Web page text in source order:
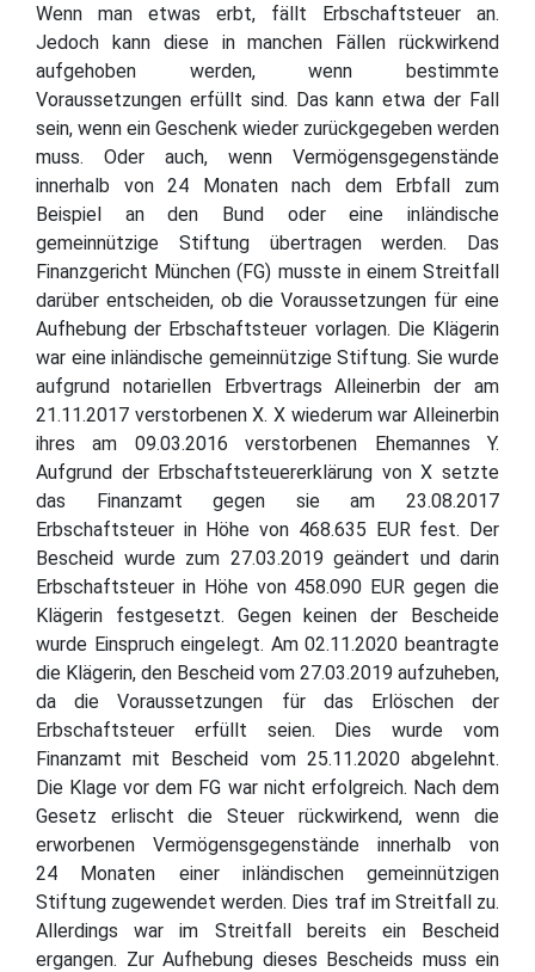
Wenn man etwas erbt, fällt Erbschaftsteuer an.
Jedoch kann diese in manchen Fällen rückwirkend
aufgehoben werden, wenn bestimmte
Voraussetzungen erfüllt sind. Das kann etwa der Fall
sein, wenn ein Geschenk wieder zurückgegeben werden
muss. Oder auch, wenn Vermögensgegenstände
innerhalb von 24 Monaten nach dem Erbfall zum
Beispiel an den Bund oder eine inländische
gemeinnützige Stiftung übertragen werden. Das
Finanzgericht München (FG) musste in einem Streitfall
darüber entscheiden, ob die Voraussetzungen für eine
Aufhebung der Erbschaftsteuer vorlagen. Die Klägerin
war eine inländische gemeinnützige Stiftung. Sie wurde
aufgrund notariellen Erbvertrags Alleinerbin der am
21.11.2017 verstorbenen X. X wiederum war Alleinerbin
ihres am 09.03.2016 verstorbenen Ehemannes Y.
Aufgrund der Erbschaftsteuererklärung von X setzte
das Finanzamt gegen sie am 23.08.2017
Erbschaftsteuer in Höhe von 468.635 EUR fest. Der
Bescheid wurde zum 27.03.2019 geändert und darin
Erbschaftsteuer in Höhe von 458.090 EUR gegen die
Klägerin festgesetzt. Gegen keinen der Bescheide
wurde Einspruch eingelegt. Am 02.11.2020 beantragte
die Klägerin, den Bescheid vom 27.03.2019 aufzuheben,
da die Voraussetzungen für das Erlöschen der
Erbschaftsteuer erfüllt seien. Dies wurde vom
Finanzamt mit Bescheid vom 25.11.2020 abgelehnt.
Die Klage vor dem FG war nicht erfolgreich. Nach dem
Gesetz erlischt die Steuer rückwirkend, wenn die
erworbenen Vermögensgegenstände innerhalb von
24 Monaten einer inländischen gemeinnützigen
Stiftung zugewendet werden. Dies traf im Streitfall zu.
Allerdings war im Streitfall bereits ein Bescheid
ergangen. Zur Aufhebung dieses Bescheids muss ein